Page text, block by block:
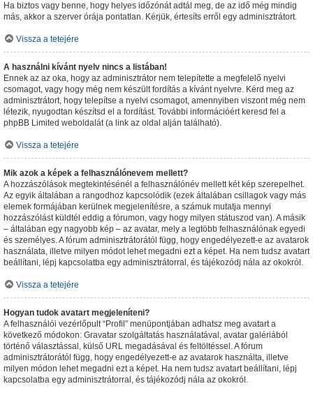
Ha biztos vagy benne, hogy helyes időzónát adtál meg, de az idő még mindig
más, akkor a szerver órája pontatlan. Kérjük, értesíts erről egy adminisztrátort.
Vissza a tetejére
A használni kívánt nyelv nincs a listában!
Ennek az az oka, hogy az adminisztrátor nem telepítette a megfelelő nyelvi
csomagot, vagy hogy még nem készült fordítás a kívánt nyelvre. Kérd meg az
adminisztrátort, hogy telepítse a nyelvi csomagot, amennyiben viszont még nem
létezik, nyugodtan készítsd el a fordítást. További információért keresd fel a
phpBB Limited weboldalát (a link az oldal alján található).
Vissza a tetejére
Mik azok a képek a felhasználónevem mellett?
A hozzászólások megtekintésénél a felhasználónév mellett két kép szerepelhet.
Az egyik általában a rangodhoz kapcsolódik (ezek általában csillagok vagy más
elemek formájában kerülnek megjelenítésre, a számuk mutatja mennyi
hozzászólást küldtél eddig a fórumon, vagy hogy milyen státuszod van). A másik
– általában egy nagyobb kép – az avatar, mely a legtöbb felhasználónak egyedi
és személyes. A fórum adminisztrátorától függ, hogy engedélyezett-e az avatarok
használata, illetve milyen módot lehet megadni ezt a képet. Ha nem tudsz avatart
beállítani, lépj kapcsolatba egy adminisztrátorral, és tájékozódj nála az okokról.
Vissza a tetejére
Hogyan tudok avatart megjeleníteni?
A felhasználói vezérlőpult “Profil” menüpontjában adhatsz meg avatart a
következő módokon: Gravatar szolgáltatás használatával, avatar galériából
történő választással, külső URL megadásával és feltöltéssel. A fórum
adminisztrátorától függ, hogy engedélyezett-e az avatarok használta, illetve
milyen módon lehet megadni ezt a képet. Ha nem tudsz avatart beállítani, lépj
kapcsolatba egy adminisztrátorral, és tájékozódj nála az okokról.